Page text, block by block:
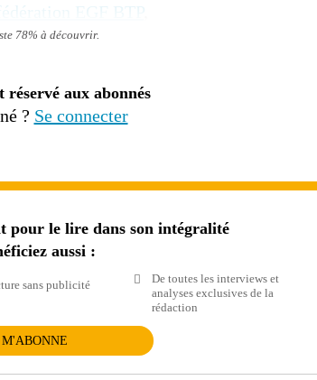
EGF BTP
78% à découvrir.
réservé aux abonnés
? Se connecter
pour le lire dans son intégralité
aussi :
sans publicité
De toutes les interviews et
analyses exclusives de la
rédaction
M'ABONNE